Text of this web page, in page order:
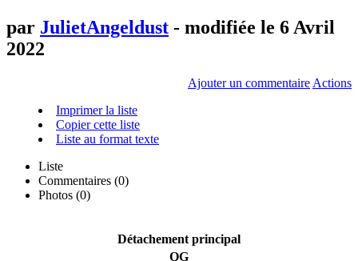
par JulietAngeldust - modifiée le 6 Avril
2022
Ajouter un commentaire Actions
Imprimer la liste
Copier cette liste
Liste au format texte
Liste
Commentaires (0)
Photos (0)
Détachement principal
QG